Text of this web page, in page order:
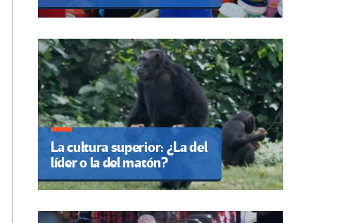
La cultura superior: ¿La del
líder o la del matón?